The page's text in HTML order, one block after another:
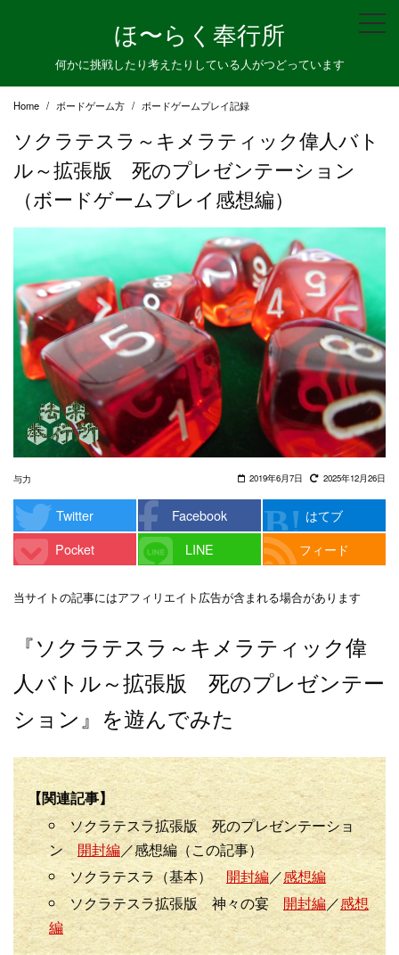
ほ〜らく奉行所
何かに挑戦したり考えたりしている人がつどっています
Home ボードゲーム方 ボードゲームプレイ記録
ソクラテスラ～キメラティック偉人バト
ル～拡張版 死のプレゼンテーション
（ボードゲームプレイ感想編）
与力 2019年6月7日 2025年12月26日
Twitter Facebook
はてブ
Pocket
LINE フィード
当サイトの記事にはアフィリエイト広告が含まれる場合があります
『ソクラテスラ～キメラティック偉
人バトル～拡張版 死のプレゼンテー
ション』を遊んでみた
【関連記事】
ソクラテスラ拡張版 死のプレゼンテーショ
ン 開封編／感想編（この記事）
ソクラテスラ（基本） 開封編／感想編
ソクラテスラ拡張版 神々の宴 開封編／感想
編